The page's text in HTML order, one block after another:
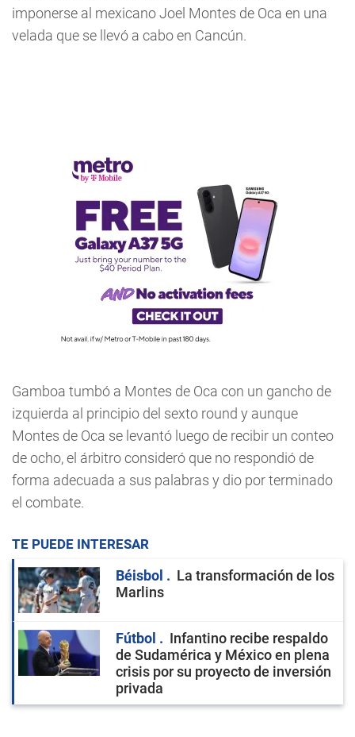
imponerse al mexicano Joel Montes de Oca en una
velada que se llevó a cabo en Cancún.
Gamboa tumbó a Montes de Oca con un gancho de
izquierda al principio del sexto round y aunque
Montes de Oca se levantó luego de recibir un conteo
de ocho, el árbitro consideró que no respondió de
forma adecuada a sus palabras y dio por terminado
el combate.
TE PUEDE INTERESAR
Béisbol
La transformación de los
Marlins
Fútbol
Infantino recibe respaldo
de Sudamérica y México en plena
crisis por su proyecto de inversión
privada